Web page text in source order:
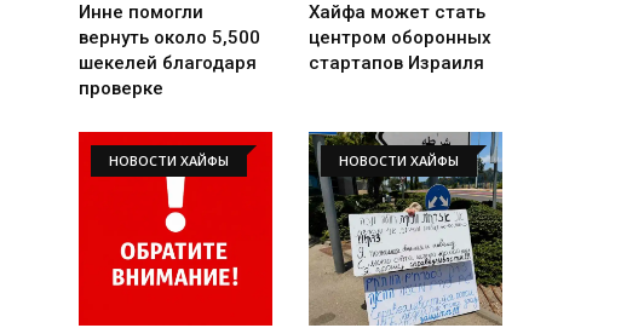
Инне помогли
вернуть около 5,500
шекелей благодаря
проверке
Хайфа может стать
центром оборонных
стартапов Израиля
НОВОСТИ ХАЙФЫ НОВОСТИ ХАЙФЫ